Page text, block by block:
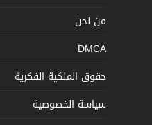
من نحن
DMCA
حقوق الملكية الفكرية
سياسة الخصوصية